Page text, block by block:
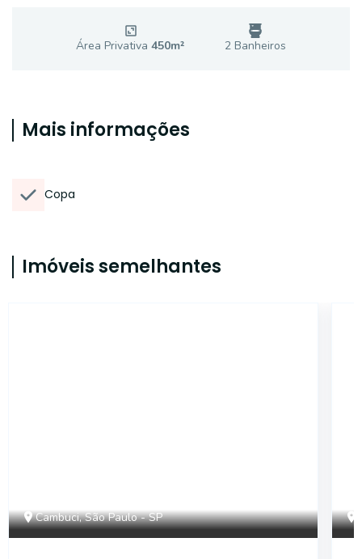
Área Privativa 450m² 2 Banheiros
Mais informações
Copa
Imóveis semelhantes
Cambuci, São Paulo - SP